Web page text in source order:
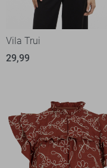
Vila Trui
29,99